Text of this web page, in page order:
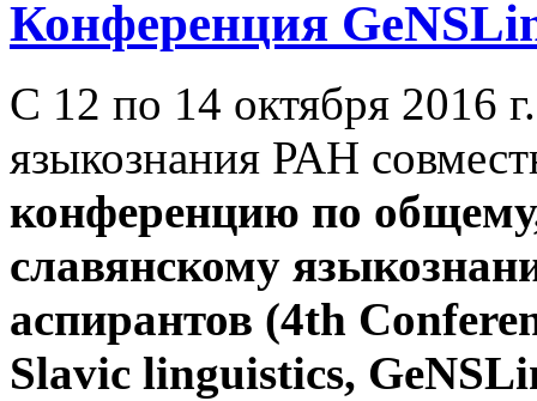
Конференция
С 12 по 14 октября 2016
языкознания РАН
конференцию по
славянскому
аспирантов (4th
Slavic linguistics,